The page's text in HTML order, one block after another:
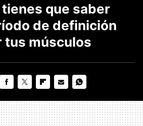
que saber
de definición
tus músculos
MAIL